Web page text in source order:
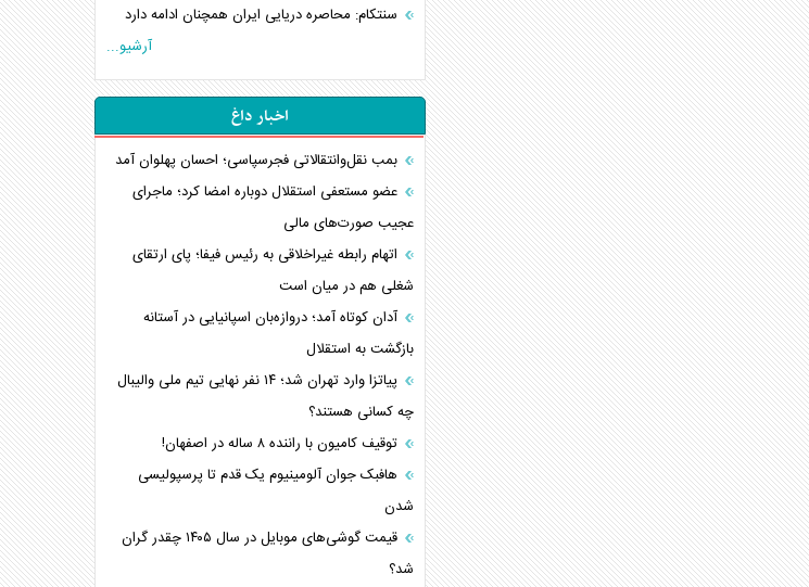
سنتکام: محاصره دریایی ایران همچنان ادامه دارد
آرشیو...
اخبار داغ
بمب نقل‌وانتقالاتی فجرسپاسی؛ احسان پهلوان آمد
عضو مستعفی استقلال دوباره امضا کرد؛ ماجرای
عجیب صورت‌های مالی
اتهام رابطه غیراخلاقی به رئیس فیفا؛ پای ارتقای
شغلی هم در میان است
آدان کوتاه آمد؛ دروازه‌بان اسپانیایی در آستانه
بازگشت به استقلال
پیاتزا وارد تهران شد؛ ۱۴ نفر نهایی تیم ملی والیبال
چه کسانی هستند؟
توقیف کامیون با راننده ۸ ساله در اصفهان!
هافبک جوان آلومینیوم یک قدم تا پرسپولیسی
شدن
قیمت گوشی‌های موبایل در سال ۱۴۰۵ چقدر گران
شد؟